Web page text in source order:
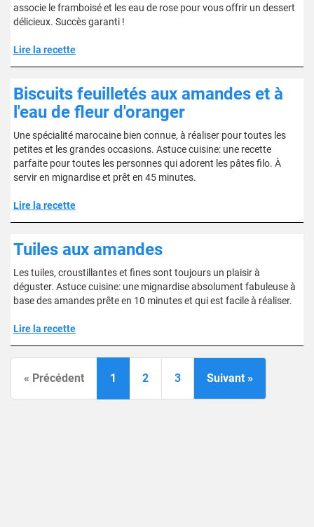
associe le framboisé et les eau de rose pour vous offrir un dessert
délicieux. Succès garanti !
Lire la recette
Biscuits feuilletés aux amandes et à
l'eau de fleur d'oranger
Une spécialité marocaine bien connue, à réaliser pour toutes les
petites et les grandes occasions. Astuce cuisine: une recette
parfaite pour toutes les personnes qui adorent les pâtes filo. À
servir en mignardise et prêt en 45 minutes.
Lire la recette
Tuiles aux amandes
Les tuiles, croustillantes et fines sont toujours un plaisir à
déguster. Astuce cuisine: une mignardise absolument fabuleuse à
base des amandes prête en 10 minutes et qui est facile à réaliser.
Lire la recette
« Précédent 1 2 3 Suivant »